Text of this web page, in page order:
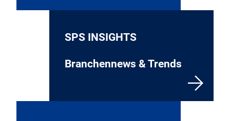
SPS INSIGHTS
Branchennews & Trends